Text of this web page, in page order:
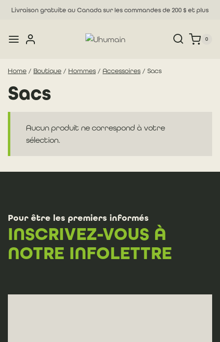
SkipLivraison gratuite au Canada sur les commandes de 200 $ et plus
0
Home / Boutique / Hommes / Accessoires / Sacs
Sacs
Aucun produit ne correspond à votre
sélection.
Pour être les premiers informés
INSCRIVEZ-VOUS À
NOTRE INFOLETTRE